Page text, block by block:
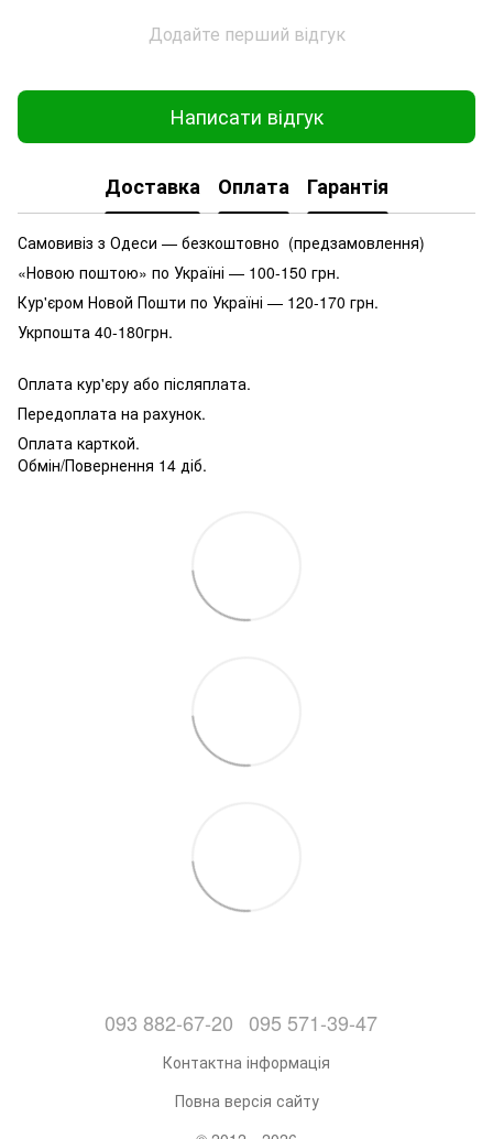
Додайте перший відгук
Написати відгук
Доставка Оплата Гарантія
Самовивіз з Одеси — безкоштовно (предзамовлення)
«Новою поштою» по Україні — 100-150 грн.
Кур'єром Новой Пошти по Україні — 120-170 грн.
Укрпошта 40-180грн.
Оплата кур'єру або післяплата.
Передоплата на рахунок.
Оплата карткой.
Обмін/Повернення 14 діб.
093 882-67-20 095 571-39-47
Контактна інформація
Повна версія сайту